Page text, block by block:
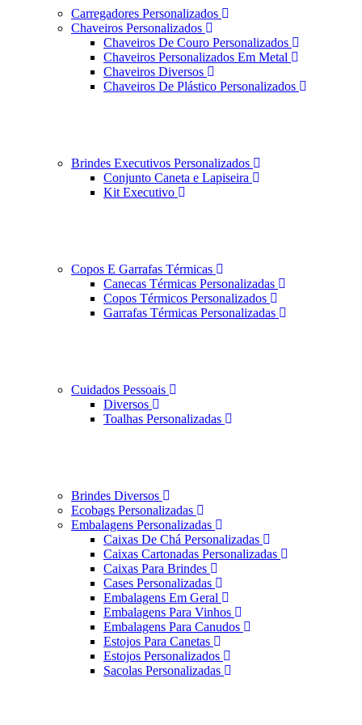
Carregadores Personalizados
Chaveiros Personalizados
Chaveiros De Couro Personalizados
Chaveiros Personalizados Em Metal
Chaveiros Diversos
Chaveiros De Plástico Personalizados
Brindes Executivos Personalizados
Conjunto Caneta e Lapiseira
Kit Executivo
Copos E Garrafas Térmicas
Canecas Térmicas Personalizadas
Copos Térmicos Personalizados
Garrafas Térmicas Personalizadas
Cuidados Pessoais
Diversos
Toalhas Personalizadas
Brindes Diversos
Ecobags Personalizadas
Embalagens Personalizadas
Caixas De Chá Personalizadas
Caixas Cartonadas Personalizadas
Caixas Para Brindes
Cases Personalizadas
Embalagens Em Geral
Embalagens Para Vinhos
Embalagens Para Canudos
Estojos Para Canetas
Estojos Personalizados
Sacolas Personalizadas